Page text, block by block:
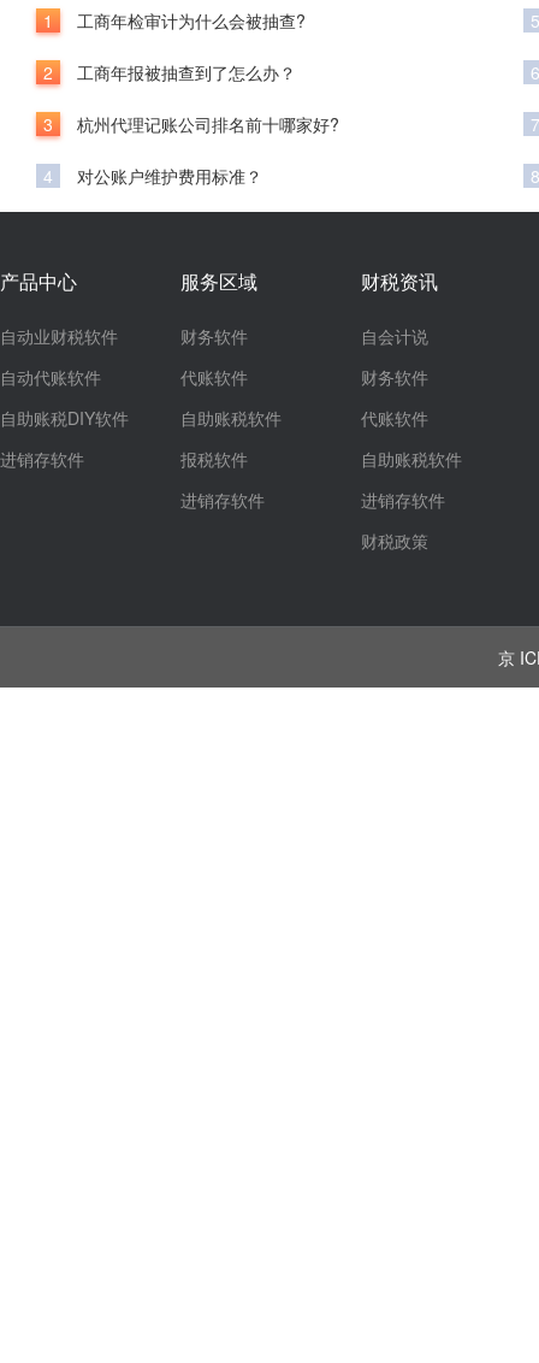
1 工商年检审计为什么会被抽查?
2 工商年报被抽查到了怎么办？
3 杭州代理记账公司排名前十哪家好?
4 对公账户维护费用标准？
5
6
7
8
产品中心
自动业财税软件
自动代账软件
自助账税DIY软件
进销存软件
服务区域
财务软件
代账软件
自助账税软件
报税软件
进销存软件
财税资讯
自会计说
财务软件
代账软件
自助账税软件
进销存软件
财税政策
京